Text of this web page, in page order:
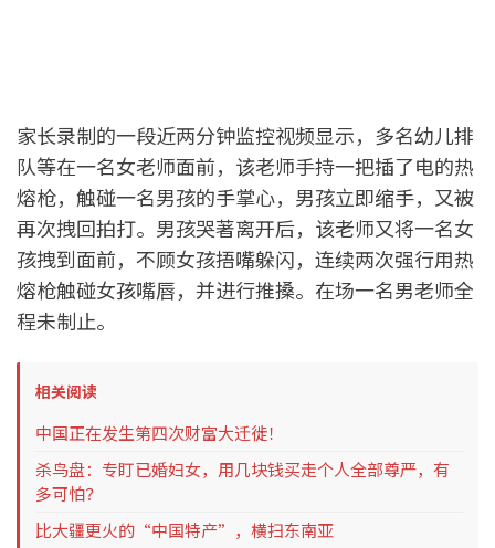
家长录制的一段近两分钟监控视频显示，多名幼儿排
队等在一名女老师面前，该老师手持一把插了电的热
熔枪，触碰一名男孩的手掌心，男孩立即缩手，又被
再次拽回拍打。男孩哭著离开后，该老师又将一名女
孩拽到面前，不顾女孩捂嘴躲闪，连续两次强行用热
熔枪触碰女孩嘴唇，并进行推搡。在场一名男老师全
程未制止。
相关阅读
中国正在发生第四次财富大迁徙！
杀鸟盘：专盯已婚妇女，用几块钱买走个人全部尊严，有
多可怕？
比大疆更火的“中国特产”，横扫东南亚